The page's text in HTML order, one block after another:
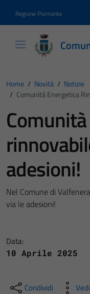
Regione Piemonte
Home / Novità / Notizie
/ Comunità Energetica
adesioni!
Nel Comune di
via le adesioni!
Data:
10 Aprile 2025
Condividi